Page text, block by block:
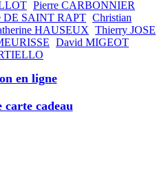
Pierre CARBONNIER
DE SAINT RAPT Christian
HAUSEUX Thierry JOSE
David MIGEOT
en ligne
cadeau